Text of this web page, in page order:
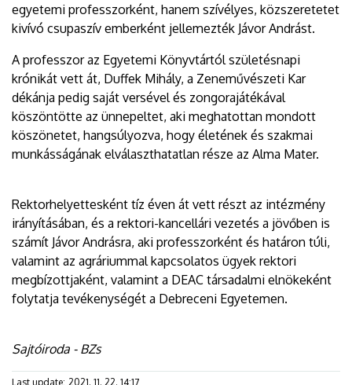
egyetemi professzorként, hanem szívélyes, közszeretetet
kivívó csupaszív emberként jellemezték Jávor Andrást.
A professzor az Egyetemi Könyvtártól születésnapi
krónikát vett át, Duffek Mihály, a Zeneművészeti Kar
dékánja pedig saját versével és zongorajátékával
köszöntötte az ünnepeltet, aki meghatottan mondott
köszönetet, hangsúlyozva, hogy életének és szakmai
munkásságának elválaszthatatlan része az Alma Mater.
Rektorhelyettesként tíz éven át vett részt az intézmény
irányításában, és a rektori-kancellári vezetés a jövőben is
számít Jávor Andrásra, aki professzorként és határon túli,
valamint az agráriummal kapcsolatos ügyek rektori
megbízottjaként, valamint a DEAC társadalmi elnökeként
folytatja tevékenységét a Debreceni Egyetemen.
Sajtóiroda - BZs
Last update: 2021. 11. 22. 14:17